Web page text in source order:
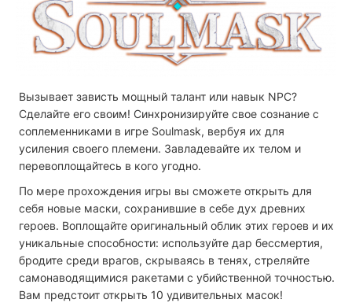
Вызывает зависть мощный талант или навык NPC?
Сделайте его своим! Синхронизируйте свое сознание с
соплеменниками в игре Soulmask, вербуя их для
усиления своего племени. Завладевайте их телом и
перевоплощайтесь в кого угодно.
По мере прохождения игры вы сможете открыть для
себя новые маски, сохранившие в себе дух древних
героев. Воплощайте оригинальный облик этих героев и их
уникальные способности: используйте дар бессмертия,
бродите среди врагов, скрываясь в тенях, стреляйте
самонаводящимися ракетами с убийственной точностью.
Вам предстоит открыть 10 удивительных масок!